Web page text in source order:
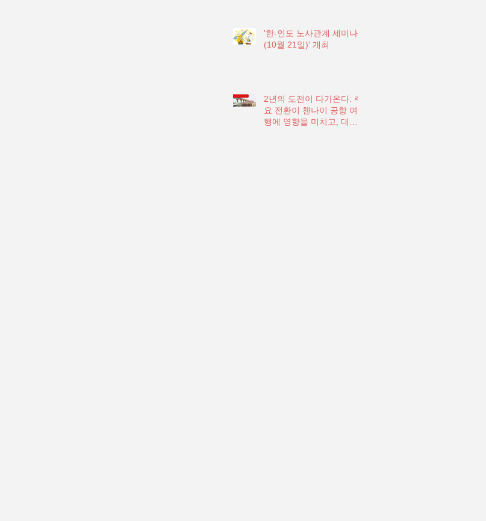
'한-인도 노사관계 세미나
(10월 21일)' 개최
2년의 도전이 다가온다: 주
요 전환이 첸나이 공항 여
행에 영향을 미치고, 대규